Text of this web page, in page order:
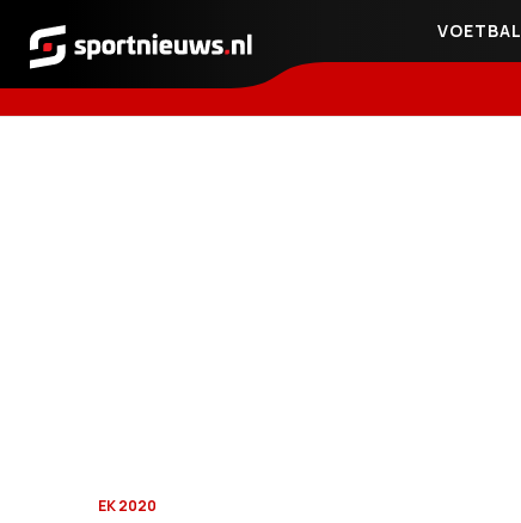
Sportnieuws.nl
VOETBAL
EK 2020